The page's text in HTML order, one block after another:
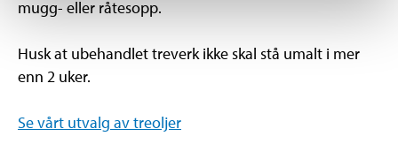
mugg- eller råtesopp.
Husk at ubehandlet treverk ikke skal stå umalt i mer
enn 2 uker.
Se vårt utvalg av treoljer